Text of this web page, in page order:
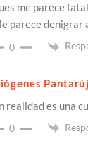
me parece
parece denigrar
0
realidad es una
0